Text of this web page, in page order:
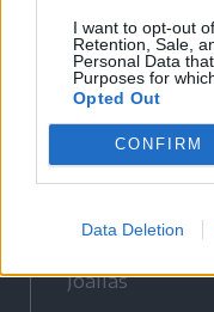
I want to opt-out
Retention, Sale,
Personal Data
Purposes for
Opted Out
CONFIRM
Data Deletion
Székely Sport
Liget
Bihari Napló
Erdélyi Napló
Főtér
Jóállás